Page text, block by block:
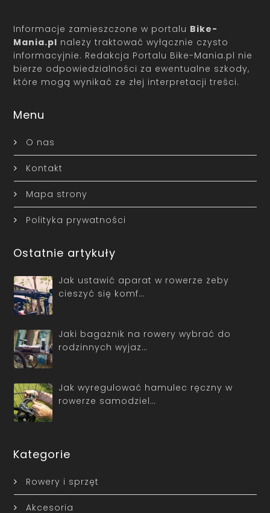
Informacje zamieszczone w portalu Bike-
Mania.pl należy traktować wyłącznie czysto
informacyjnie. Redakcja Portalu Bike-Mania.pl nie
bierze odpowiedzialności za ewentualne szkody,
które mogą wynikać ze złej interpretacji treści.
Menu
O nas
Kontakt
Mapa strony
Polityka prywatności
Ostatnie artykuły
Jak ustawić aparat w rowerze żeby
cieszyć się komf…
Jaki bagażnik na rowery wybrać do
rodzinnych wyjaz…
Jak wyregulować hamulec ręczny w
rowerze samodziel…
Kategorie
Rowery i sprzęt
Akcesoria